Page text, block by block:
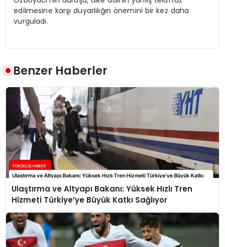
edilmesine karşı duyarlılığın önemini bir kez daha
vurguladı.
Benzer Haberler
Ulaştırma ve Altyapı Bakanı: Yüksek Hızlı Tren
Hizmeti Türkiye’ye Büyük Katkı Sağlıyor